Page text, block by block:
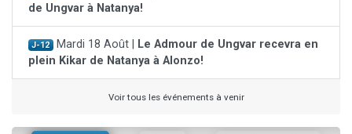
de Ungvar à Natanya!
J-12 Mardi 18 Août |
Le Admour de Ungvar recevra en
plein Kikar de Natanya à Alonzo!
Voir tous les événements à venir